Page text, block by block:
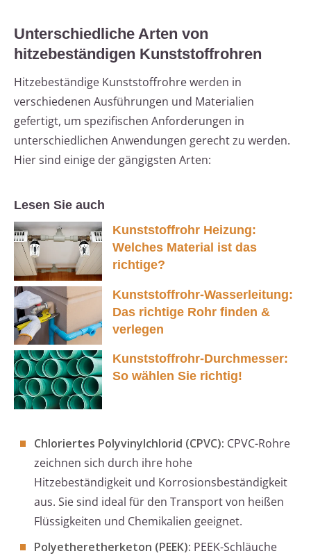
Unterschiedliche Arten von
hitzebeständigen Kunststoffrohren
Hitzebeständige Kunststoffrohre werden in
verschiedenen Ausführungen und Materialien
gefertigt, um spezifischen Anforderungen in
unterschiedlichen Anwendungen gerecht zu werden.
Hier sind einige der gängigsten Arten:
Lesen Sie auch
Kunststoffrohr Heizung:
Welches Material ist das
richtige?
Kunststoffrohr-Wasserleitung:
Das richtige Rohr finden &
verlegen
Kunststoffrohr-Durchmesser:
So wählen Sie richtig!
Chloriertes Polyvinylchlorid (CPVC): CPVC-Rohre
zeichnen sich durch ihre hohe
Hitzebeständigkeit und Korrosionsbeständigkeit
aus. Sie sind ideal für den Transport von heißen
Flüssigkeiten und Chemikalien geeignet.
Polyetheretherketon (PEEK): PEEK-Schläuche